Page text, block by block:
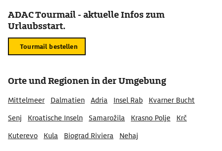
ADAC Tourmail - aktuelle Infos zum
Urlaubsstart.
Tourmail bestellen
Orte und Regionen in der Umgebung
Mittelmeer Dalmatien Adria Insel Rab
Kvarner Bucht
Senj
Kroatische Inseln Samarožila Krasno Polje
Krč
Kuterevo
Kula Biograd Riviera Nehaj